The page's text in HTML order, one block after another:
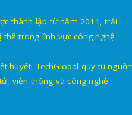
thành lập từ năm 2011, trải
trong lĩnh vực công nghệ
huyết, TechGlobal quy tụ nguồn
viễn thông và công nghệ